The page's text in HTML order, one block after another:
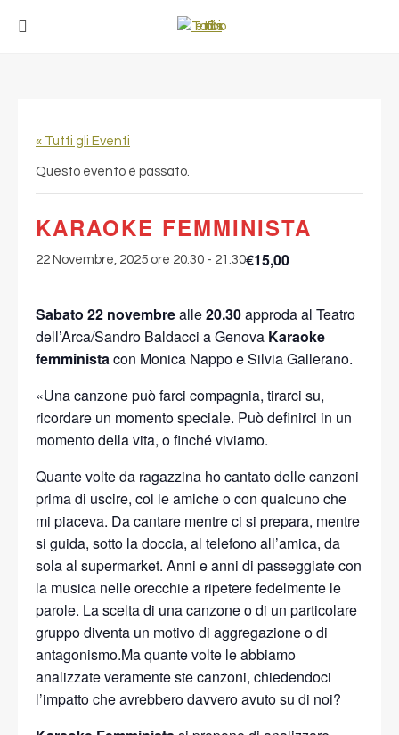
« Tutti gli Eventi
Questo evento è passato.
KARAOKE FEMMINISTA
22 Novembre, 2025 ore 20:30 - 21:30€15,00
Sabato 22 novembrealle20.30approda al Teatro
dell’Arca/Sandro Baldacci a Genova Karaoke
femministacon Monica Nappo e Silvia Gallerano.
«Una canzone può farci compagnia, tirarci su,
ricordare un momento speciale. Può definirci in un
momento della vita, o finché viviamo.
Quante volte da ragazzina ho cantato delle canzoni
prima di uscire, col le amiche o con qualcuno che
mi piaceva. Da cantare mentre ci si prepara, mentre
si guida, sotto la doccia, al telefono all’amica, da
sola al supermarket. Anni e anni di passeggiate con
la musica nelle orecchie a ripetere fedelmente le
parole. La scelta di una canzone o di un particolare
gruppo diventa un motivo di aggregazione o di
antagonismo.Ma quante volte le abbiamo
analizzate veramente ste canzoni, chiedendoci
l’impatto che avrebbero davvero avuto su di noi?